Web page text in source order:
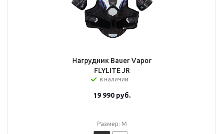
Нагрудник Bauer Vapor
FLYLITE JR
в наличии
19 990руб.
Размер: M